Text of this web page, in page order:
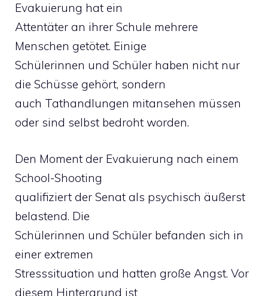
Evakuierung hat ein
Attentäter an ihrer Schule mehrere
Menschen getötet. Einige
Schülerinnen und Schüler haben nicht nur
die Schüsse gehört, sondern
auch Tathandlungen mitansehen müssen
oder sind selbst bedroht worden.
Den Moment der Evakuierung nach einem
School-Shooting
qualifiziert der Senat als psychisch äußerst
belastend. Die
Schülerinnen und Schüler befanden sich in
einer extremen
Stresssituation und hatten große Angst. Vor
diesem Hintergrund ist